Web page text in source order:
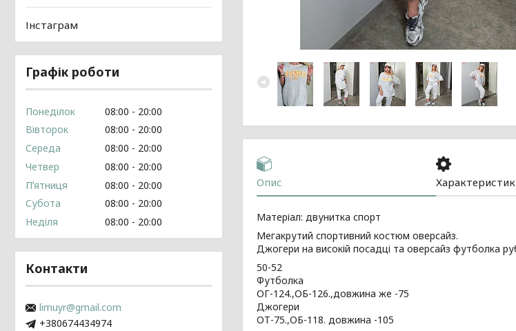
Опис
Матеріал: двунитка спорт
Мегакрутий спортивний костюм оверсайз.
Джогери на високій посадці та оверсайз футболка
50-52
Футболка
ОГ-124.,ОБ-126.,довжина же -75
Джогери
ОТ-75.,ОБ-118. довжина -105
Інстаграм
Графік роботи
Понеділок 08:00
20:00
Вівторок
08:00
20:00
Середа
08:00
20:00
Четвер
08:00
20:00
Пʼятниця
08:00
20:00
Субота
08:00
20:00
Неділя
08:00 20:00
Контакти
limuyr@gmail.com
+380674434974